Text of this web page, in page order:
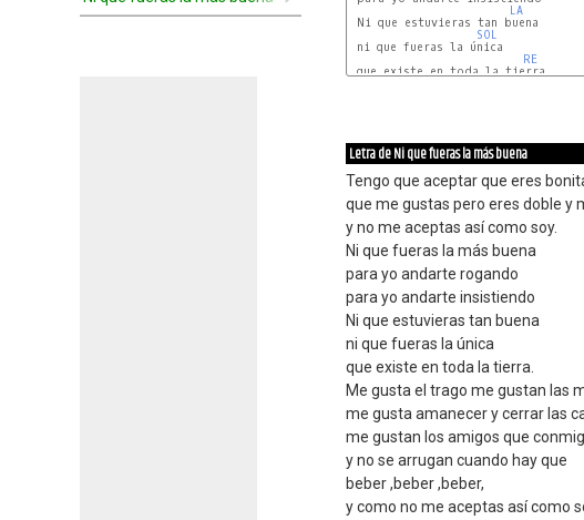
LA
Ni que estuvieras tan buena
SOL
ni que fueras la única
RE
que existe en toda la tierra.
Letra de Ni que fueras la más buena
Tengo que aceptar que eres
que me gustas pero eres doble y
y no me aceptas así como soy.
Ni que fueras la más buena
para yo andarte rogando
para yo andarte insistiendo
Ni que estuvieras tan buena
ni que fueras la única
que existe en toda la tierra.
Me gusta el trago me gustan las
me gusta amanecer y cerrar las
me gustan los amigos que
y no se arrugan cuando hay que
beber ,beber ,beber,
y como no me aceptas así como